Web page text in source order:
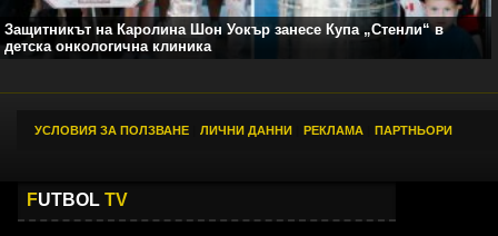
Защитникът на Каролина Шон Уокър занесе Купа „Стенли“ в
детска онкологична клиника
УСЛОВИЯ ЗА ПОЛЗВАНЕ ЛИЧНИ ДАННИ РЕКЛАМА ПАРТНЬОРИ
FUTBOL TV